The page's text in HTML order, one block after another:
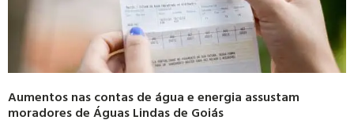
Aumentos nas contas de água e energia assustam
moradores de Águas Lindas de Goiás